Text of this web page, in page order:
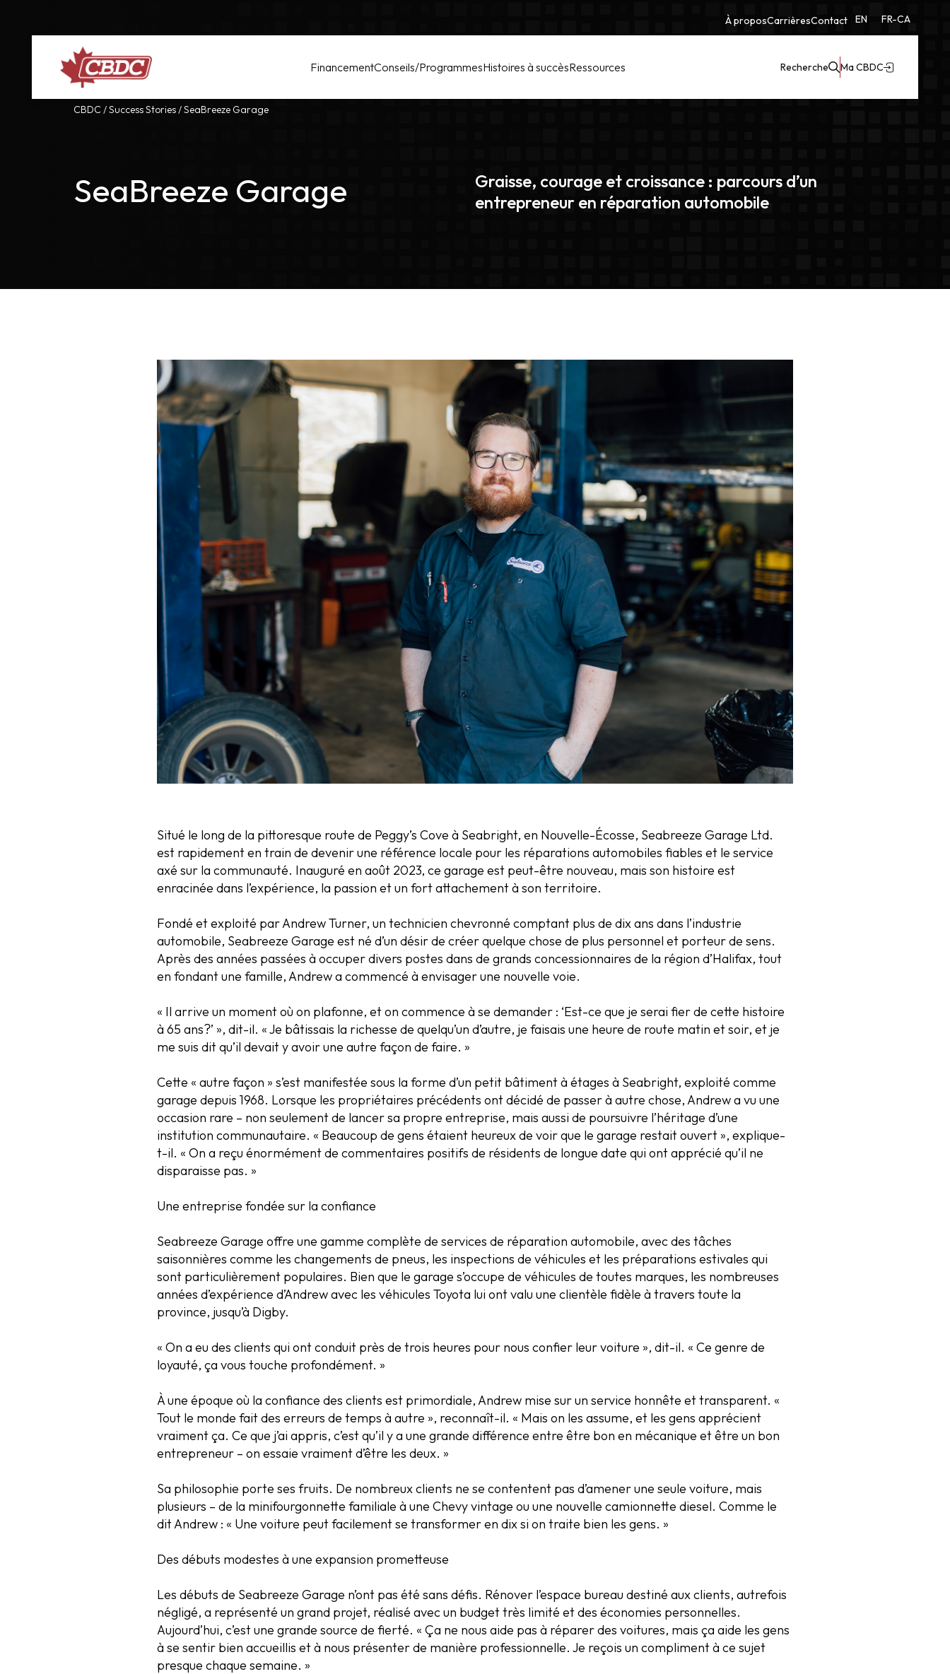
À proposCarrièresContact EN FR-CA
FinancementConseils/ProgrammesHistoires à succèsRessources Recherche Ma CBDC
CBDC /Success Stories/SeaBreeze Garage
SeaBreeze Garage
Graisse, courage et croissance : parcours d’un
entrepreneur en réparation automobile
Situé le long de la pittoresque route de Peggy’s Cove à Seabright, en Nouvelle-Écosse, Seabreeze Garage Ltd.
est rapidement en train de devenir une référence locale pour les réparations automobiles fiables et le service
axé sur la communauté. Inauguré en août 2023, ce garage est peut-être nouveau, mais son histoire est
enracinée dans l’expérience, la passion et un fort attachement à son territoire.
Fondé et exploité par Andrew Turner, un technicien chevronné comptant plus de dix ans dans l’industrie
automobile, Seabreeze Garage est né d’un désir de créer quelque chose de plus personnel et porteur de sens.
Après des années passées à occuper divers postes dans de grands concessionnaires de la région d’Halifax, tout
en fondant une famille, Andrew a commencé à envisager une nouvelle voie.
« Il arrive un moment où on plafonne, et on commence à se demander : ‘Est-ce que je serai fier de cette histoire
à 65 ans?’ », dit-il. « Je bâtissais la richesse de quelqu’un d’autre, je faisais une heure de route matin et soir, et je
me suis dit qu’il devait y avoir une autre façon de faire. »
Cette « autre façon » s’est manifestée sous la forme d’un petit bâtiment à étages à Seabright, exploité comme
garage depuis 1968. Lorsque les propriétaires précédents ont décidé de passer à autre chose, Andrew a vu une
occasion rare – non seulement de lancer sa propre entreprise, mais aussi de poursuivre l’héritage d’une
institution communautaire. « Beaucoup de gens étaient heureux de voir que le garage restait ouvert », explique-
t-il. « On a reçu énormément de commentaires positifs de résidents de longue date qui ont apprécié qu’il ne
disparaisse pas. »
Une entreprise fondée sur la confiance
Seabreeze Garage offre une gamme complète de services de réparation automobile, avec des tâches
saisonnières comme les changements de pneus, les inspections de véhicules et les préparations estivales qui
sont particulièrement populaires. Bien que le garage s’occupe de véhicules de toutes marques, les nombreuses
années d’expérience d’Andrew avec les véhicules Toyota lui ont valu une clientèle fidèle à travers toute la
province, jusqu’à Digby.
« On a eu des clients qui ont conduit près de trois heures pour nous confier leur voiture », dit-il. « Ce genre de
loyauté, ça vous touche profondément. »
À une époque où la confiance des clients est primordiale, Andrew mise sur un service honnête et transparent. «
Tout le monde fait des erreurs de temps à autre », reconnaît-il. « Mais on les assume, et les gens apprécient
vraiment ça. Ce que j’ai appris, c’est qu’il y a une grande différence entre être bon en mécanique et être un bon
entrepreneur – on essaie vraiment d’être les deux. »
Sa philosophie porte ses fruits. De nombreux clients ne se contentent pas d’amener une seule voiture, mais
plusieurs – de la minifourgonnette familiale à une Chevy vintage ou une nouvelle camionnette diesel. Comme le
dit Andrew : « Une voiture peut facilement se transformer en dix si on traite bien les gens. »
Des débuts modestes à une expansion prometteuse
Les débuts de Seabreeze Garage n’ont pas été sans défis. Rénover l’espace bureau destiné aux clients, autrefois
négligé, a représenté un grand projet, réalisé avec un budget très limité et des économies personnelles.
Aujourd’hui, c’est une grande source de fierté. « Ça ne nous aide pas à réparer des voitures, mais ça aide les gens
à se sentir bien accueillis et à nous présenter de manière professionnelle. Je reçois un compliment à ce sujet
presque chaque semaine. »